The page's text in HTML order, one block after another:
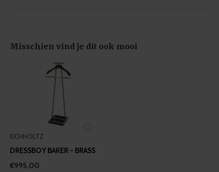
Misschien vind je dit ook mooi
EICHHOLTZ
DRESSBOY BAKER - BRASS
€995,00